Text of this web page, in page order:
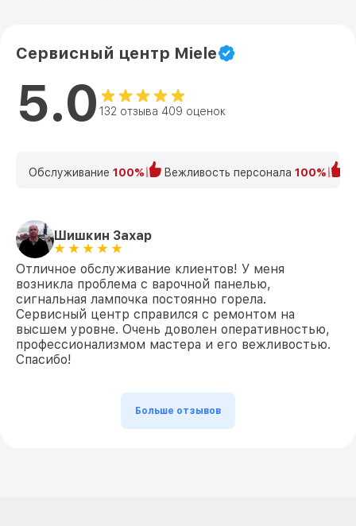
Сервисный центр Miele
5.0 132 отзыва 409 оценок
Обслуживание 100% Вежливость персонала 100%
Шишкин Захар
Отличное обслуживание клиентов! У меня
возникла проблема с варочной панелью,
сигнальная лампочка постоянно горела.
Сервисный центр справился с ремонтом на
высшем уровне. Очень доволен оперативностью,
профессионализмом мастера и его вежливостью.
Спасибо!
Больше отзывов